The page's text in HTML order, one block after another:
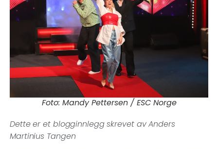
Foto: Mandy Pettersen / ESC Norge
Dette er et blogginnlegg skrevet av Anders
Martinius Tangen